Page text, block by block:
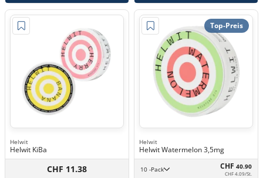
Helwit
Helwit KiBa
CHF 11.38
Top-Preis
Helwit
Helwit Watermelon 3,5mg
10 -Pack CHF 40.90
CHF 4.09/St.